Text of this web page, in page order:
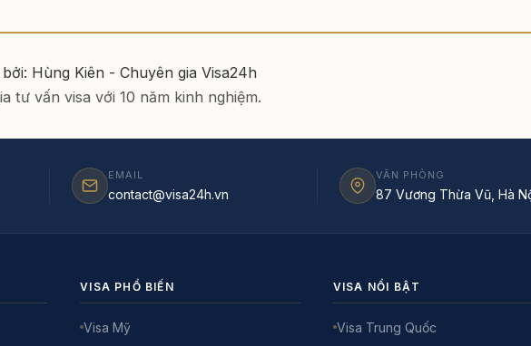
Hùng Kiên - Chuyên gia Visa24h
tư vấn visa với 10 năm kinh nghiệm.
EMAIL
contact@visa24h.vn
VĂN PHÒNG
87 Vương Thừa Vũ, Hà
VISA PHỔ BIẾN
Visa Mỹ
VISA NỔI BẬT
Visa Trung Quốc